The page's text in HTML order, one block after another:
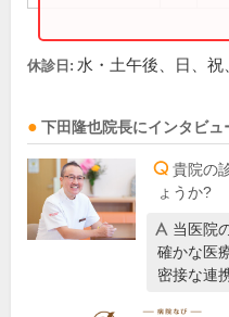
休診日: 水・土午後、日、祝
下田隆也院長にインタビュ
貴院の
ょうか?
当医院
確かな医
密接な連